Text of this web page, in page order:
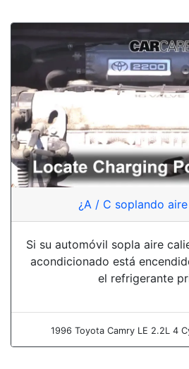
¿A / C soplando
Si su automóvil sopla aire
acondicionado está
el refrigerante
1996 Toyota Camry LE 2.2L 4